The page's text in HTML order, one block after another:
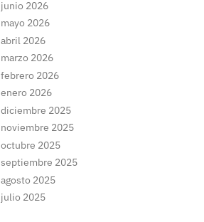
junio 2026
mayo 2026
abril 2026
marzo 2026
febrero 2026
enero 2026
diciembre 2025
noviembre 2025
octubre 2025
septiembre 2025
agosto 2025
julio 2025